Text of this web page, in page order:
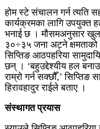
होम स्टे संचालन गर्न त्यति
कार्यक्रमका लागि उपयुक्त
भनाई छ । मौसमअनुसार खुला
३०÷३५ जना अट्ने
सिप्तिङ आठपहरिया
छन् । ‘बहुउद्देश्यीय हल
राम्रो गर्न सक्छौँ,’ सिप्तिङ
हिरावहादुर राईले बताए ।
संस्थागत प्रयास